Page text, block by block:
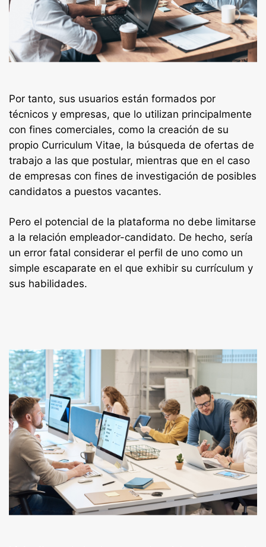
Por tanto, sus usuarios están formados por
técnicos y empresas, que lo utilizan principalmente
con fines comerciales, como la creación de su
propio Curriculum Vitae, la búsqueda de ofertas de
trabajo a las que postular, mientras que en el caso
de empresas con fines de investigación de posibles
candidatos a puestos vacantes.
Pero el potencial de la plataforma no debe limitarse
a la relación empleador-candidato. De hecho, sería
un error fatal considerar el perfil de uno como un
simple escaparate en el que exhibir su currículum y
sus habilidades.